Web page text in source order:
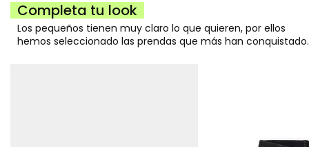
Completa tu look
Los pequeños tienen muy claro lo que quieren, por ellos
hemos seleccionado las prendas que más han conquistado.